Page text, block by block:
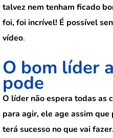
talvez nem tenham ficado
foi, foi incrível! É possível
vídeo.
O bom líder
pode
O líder não espera todas as
para agir, ele age assim
terá sucesso no que vai